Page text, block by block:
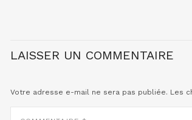
LAISSER UN COMMENTAIRE
Votre adresse e-mail ne sera pas publiée. Les